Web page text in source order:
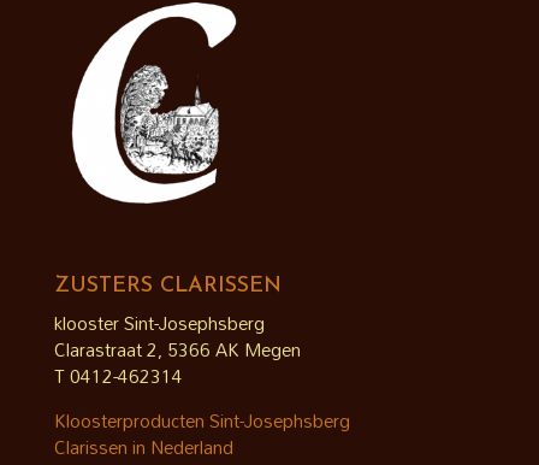
ZUSTERS CLARISSEN
klooster Sint-Josephsberg
Clarastraat 2, 5366 AK Megen
T 0412-462314
Kloosterproducten Sint-Josephsberg
Clarissen in Nederland